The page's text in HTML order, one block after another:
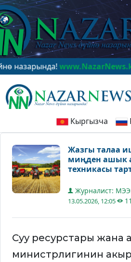
www.NazarNews.kg
Кыргызча
Жазгы талаа
миңден ашык
техникасы
Журналист:
13.05.2026, 12:05
Суу ресурстары жана
министрлигинин